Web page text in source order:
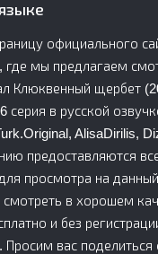
официального
где мы предлагаем
Клюквенный щербет
серия в русской
AlisaDirilis,
предоставляются
просмотра на
в хорошем
и без
Просим вас поделиться